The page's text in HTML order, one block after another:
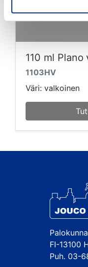
110 ml Plano
1103HV
Väri: valkoinen
FI-13100
Puh. 03-